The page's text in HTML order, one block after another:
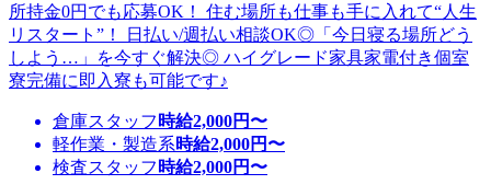
所持金0円でも応募OK！ 住む場所も仕事も手に入れて“人生
リスタート”！ 日払い/週払い相談OK◎「今日寝る場所どう
しよう…」を今すぐ解決◎ ハイグレード家具家電付き個室
寮完備に即入寮も可能です♪
倉庫スタッフ 時給2,000円〜
軽作業・製造系時給2,000円〜
検査スタッフ 時給2,000円〜